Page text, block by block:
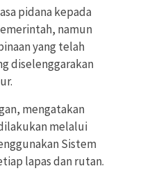
pidana kepada
namun
yang telah
diselenggarakan
mengatakan
melalui
Sistem
lapas dan rutan.